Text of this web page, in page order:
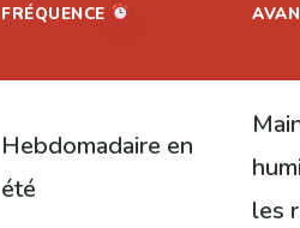
FRÉQUENCE
Hebdomadaire en
été
les